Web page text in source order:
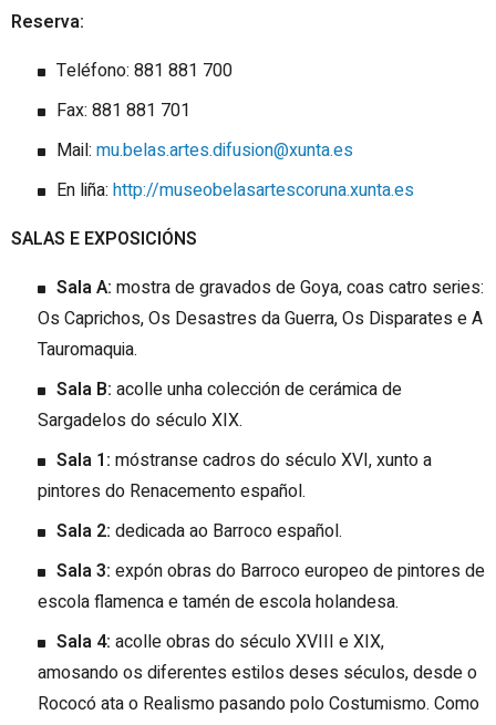
Reserva:
Teléfono: 881 881 700
Fax: 881 881 701
Mail: mu.belas.artes.difusion@xunta.es
En liña: http://museobelasartescoruna.xunta.es
SALAS E EXPOSICIÓNS
Sala A: mostra de gravados de Goya, coas catro series:
Os Caprichos, Os Desastres da Guerra, Os Disparates e A
Tauromaquia.
Sala B: acolle unha colección de cerámica de
Sargadelos do século XIX.
Sala 1: móstranse cadros do século XVI, xunto a
pintores do Renacemento español.
Sala 2: dedicada ao Barroco español.
Sala 3: expón obras do Barroco europeo de pintores de
escola flamenca e tamén de escola holandesa.
Sala 4: acolle obras do século XVIII e XIX,
amosando os diferentes estilos deses séculos, desde o
Rococó ata o Realismo pasando polo Costumismo. Como